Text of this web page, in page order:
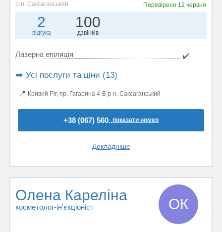
р-н. Саксаганський Перевірено 12 червня
2
відгука
100
дзвінків
Лазерна епіляція ✔️
➡️ Усі послуги та ціни (13)
📍 Кривий Ріг, пр. Гагарина 4-Б р-н. Саксаганський
+38 (067) 560..показати номер
Докладніше
Олена Кареліна
косметолог-ін'єкціоніст ОК